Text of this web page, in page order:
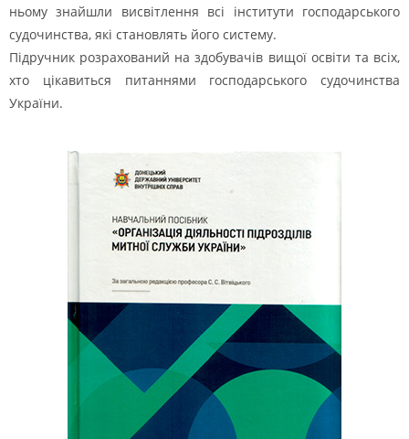
ньому знайшли висвітлення всі інститути господарського
судочинства, які становлять його систему.
Підручник розрахований на здобувачів вищої освіти та всіх,
хто цікавиться питаннями господарського судочинства
України.